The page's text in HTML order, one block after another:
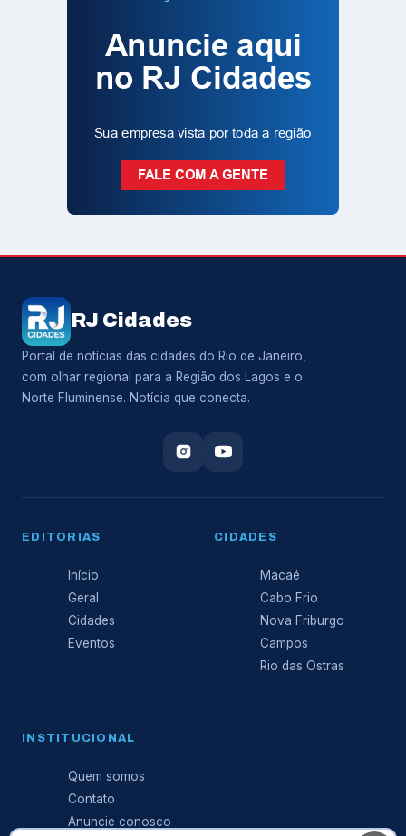
RJ Cidades
Portal de notícias das cidades do Rio de Janeiro,
com olhar regional para a Região dos Lagos e o
Norte Fluminense. Notícia que conecta.
EDITORIAS
Início
Geral
Cidades
Eventos
CIDADES
Macaé
Cabo Frio
Nova Friburgo
Campos
Rio das Ostras
INSTITUCIONAL
Quem somos
Contato
Anuncie conosco